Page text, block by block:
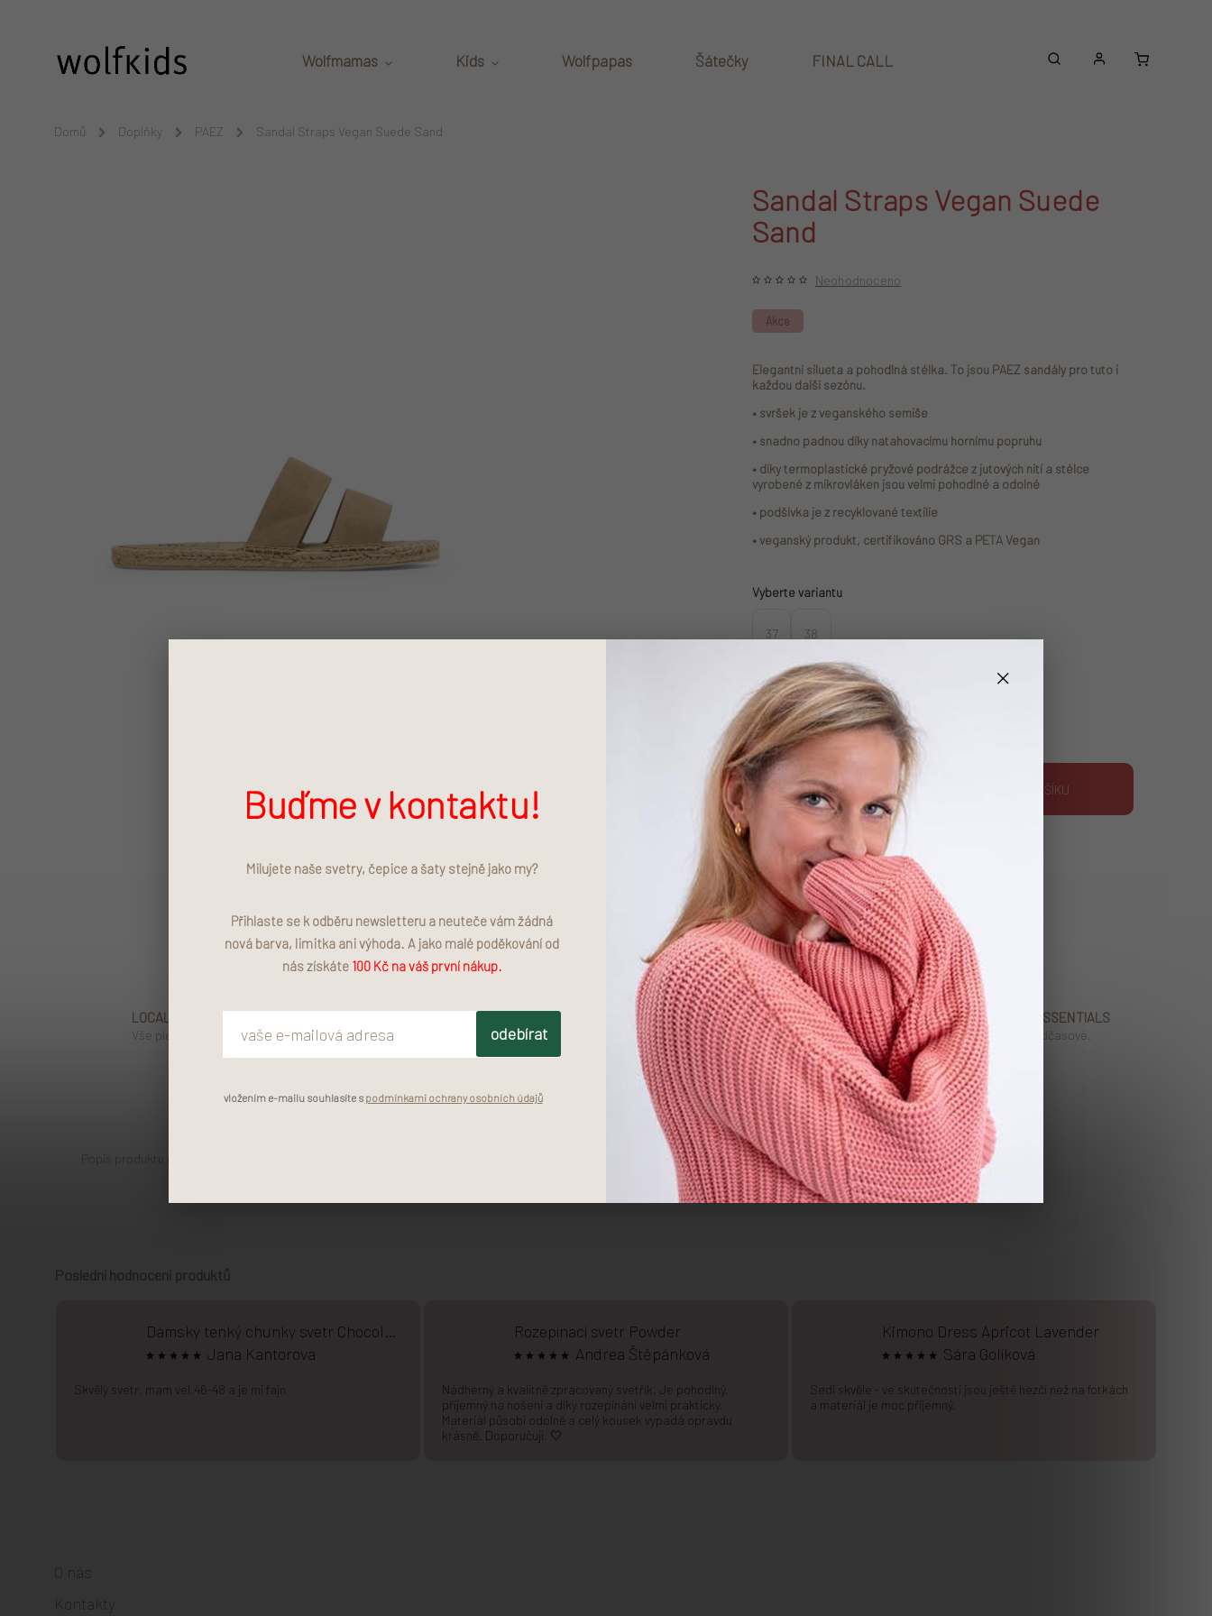
Nákupní
košík
Wolfmamas Kids Wolfpapas Šátečky FINAL CALL Doplňky
Domů / Doplňky / PAEZ / Sandal Straps Vegan Suede Sand
Sandal Straps Vegan Suede
Sand
1 420 Kč –65 %
490 Kč
Měrná cena:
Akce
Neohodnoceno
Elegantní silueta a pohodlná stélka. To jsou PAEZ sandály pro tuto i
každou další sezónu.
• svršek je z veganského semiše
• snadno padnou díky natahovacímu hornímu popruhu
• díky termoplastické pryžové podrážce z jutových nití a stélce
vyrobené z mikrovláken jsou velmi pohodlné a odolné
• podšívka je z recyklované textilie
• veganský produkt, certifikováno GRS a PETA Vegan
Vyberte variantu
37 38
PŘIDAT DO KOŠÍKU
Zeptat se
LOCALLY MADE
Vše pleteme a šijeme v Čechách.
MADE TO LAST
Kvalita na dlouhé roky.
MATCHY MATCHY
Pro děti i pro rodiče.
EVERYDAY ESSENTIALS
Pohodlné. Nadčasové.
Popis produktu není dostupný
Poslední hodnocení produktů
Dámský tenký chunky svetr Chocolate
Jana Kantorova
Skvělý svetr, mam vel.46-48 a je mi fajn
Rozepínací svetr Powder
Andrea Štěpánková
Nádherný a kvalitně zpracovaný svetřík. Je pohodlný,
příjemný na nošení a díky rozepínání velmi praktický.
Materiál působí odolně a celý kousek vypadá opravdu
krásně. Doporučuji. 🤍
Kimono Dress Apricot Lavender
Sára Golíková
Sedí skvěle - ve skutečnosti jsou ještě hezčí než na fotkách
a materiál je moc příjemný.
O nás
Kontakty
×
Buďme v kontaktu!
Milujete naše svetry, čepice a šaty stejně jako my?
Přihlaste se k odběru newsletteru a neuteče vám žádná
nová barva, limitka ani výhoda. A jako malé poděkování od
nás získáte100 Kč na váš první nákup.
odebírat
vložením e-mailu souhlasíte s podmínkami ochrany osobních údajů